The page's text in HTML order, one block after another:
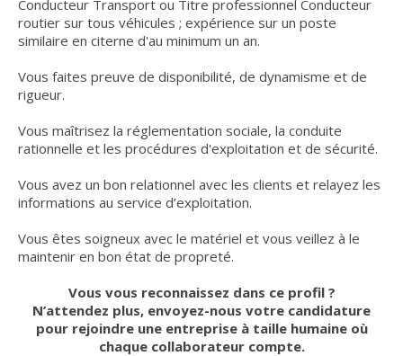
Conducteur Transport ou Titre professionnel Conducteur
routier sur tous véhicules ; expérience sur un poste
similaire en citerne d'au minimum un an.
Vous faites preuve de disponibilité, de dynamisme et de
rigueur.
Vous maîtrisez la réglementation sociale, la conduite
rationnelle et les procédures d'exploitation et de sécurité.
Vous avez un bon relationnel avec les clients et relayez les
informations au service d’exploitation.
Vous êtes soigneux avec le matériel et vous veillez à le
maintenir en bon état de propreté.
Vous vous reconnaissez dans ce profil ?
N’attendez plus, envoyez-nous votre candidature
pour rejoindre une entreprise à taille humaine où
chaque collaborateur compte.